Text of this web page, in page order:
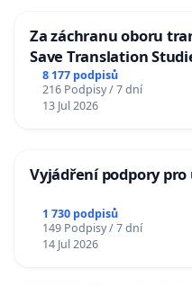
Za záchranu oboru
Save Translation
Charles University
8 177 podpisů
216 Podpisy / 7 dní
13 Jul 2026
Vyjádření podpory
1 730 podpisů
149 Podpisy / 7 dní
14 Jul 2026